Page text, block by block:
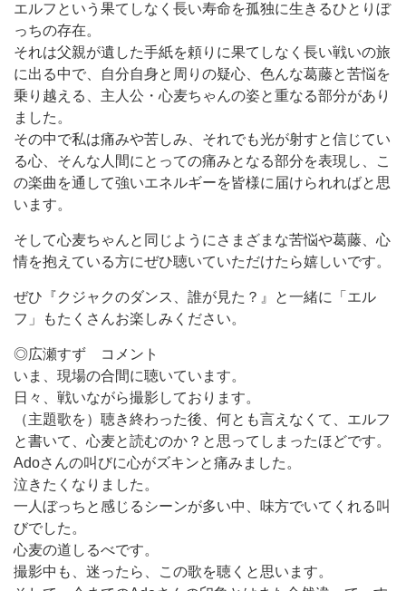
エルフという果てしなく長い寿命を孤独に生きるひとりぼ
っちの存在。
それは父親が遺した手紙を頼りに果てしなく長い戦いの旅
に出る中で、自分自身と周りの疑心、色んな葛藤と苦悩を
乗り越える、主人公・心麦ちゃんの姿と重なる部分があり
ました。
その中で私は痛みや苦しみ、それでも光が射すと信じてい
る心、そんな人間にとっての痛みとなる部分を表現し、こ
の楽曲を通して強いエネルギーを皆様に届けられればと思
います。
そして心麦ちゃんと同じようにさまざまな苦悩や葛藤、心
情を抱えている方にぜひ聴いていただけたら嬉しいです。
ぜひ『クジャクのダンス、誰が見た？』と一緒に「エル
フ」もたくさんお楽しみください。
◎広瀬すず コメント
いま、現場の合間に聴いています。
日々、戦いながら撮影しております。
（主題歌を）聴き終わった後、何とも言えなくて、エルフ
と書いて、心麦と読むのか？と思ってしまったほどです。
Adoさんの叫びに心がズキンと痛みました。
泣きたくなりました。
一人ぼっちと感じるシーンが多い中、味方でいてくれる叫
びでした。
心麦の道しるべです。
撮影中も、迷ったら、この歌を聴くと思います。